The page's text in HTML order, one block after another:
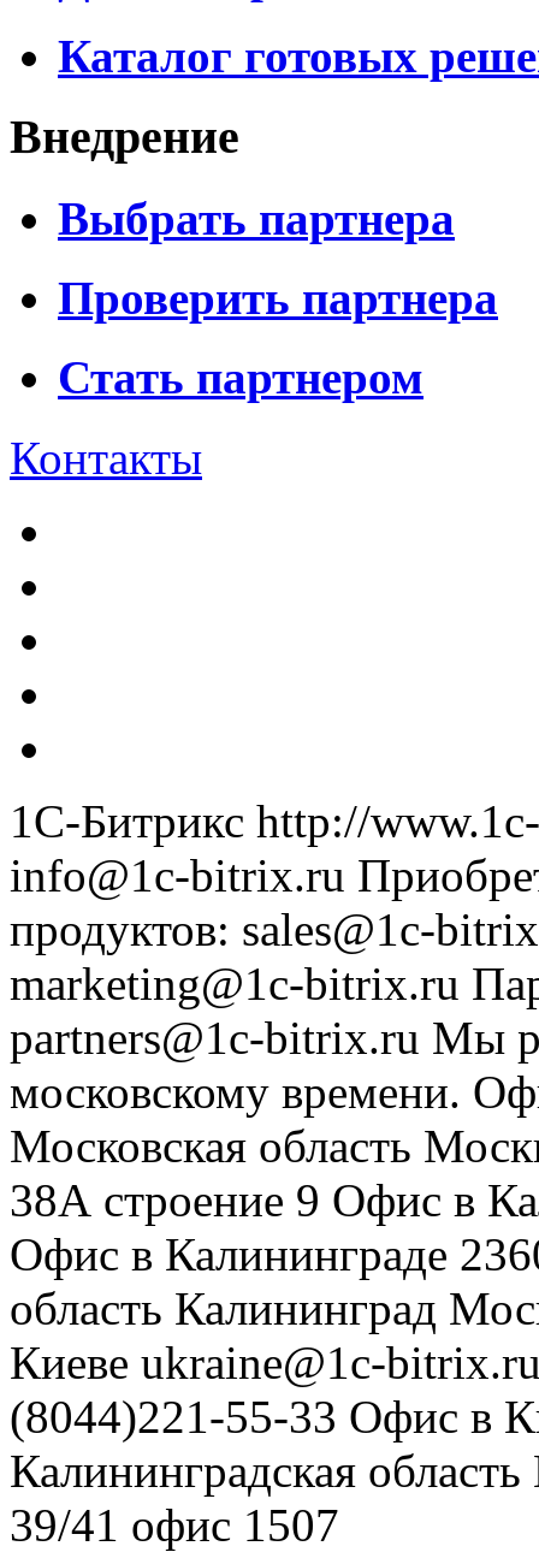
Каталог готовых
Внедрение
Выбрать партнера
Проверить партнера
Стать партнером
Контакты
1С-Битрикс http://
info@1c-bitrix.ru
продуктов: sales@1c-
marketing@1c-bitrix.ru
partners@1c-bitrix.ru Мы
московскому времени.
Московская область
38А строение 9 Офис в
Офис в Калининграде
область Калининград
Киеве ukraine@1c-
(8044)221-55-33 Офис в
Калининградская область
39/41 офис 1507